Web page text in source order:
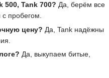
500, Tank 700? Да, берём все
пробегом.
цену? Да, Tank надёжны
Да, выкупаем битые,